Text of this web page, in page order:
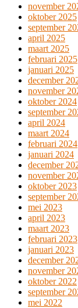
november
oktober 2025
september
april 2025
maart 2025
februari 2025
januari 2025
december
november
oktober 2024
september
april 2024
maart 2024
februari 2024
januari 2024
december
november
oktober 2023
september
mei 2023
april 2023
maart 2023
februari 2023
januari 2023
december
november
oktober 2022
september
mei 2022